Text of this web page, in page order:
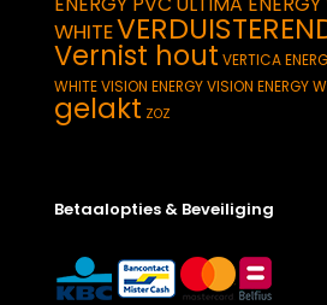
WHITE
Vernist hout VERTICA
WHITEVISION ENERGYVISION ENERGY
gelakt ZOZ
Betaalopties & Beveiliging